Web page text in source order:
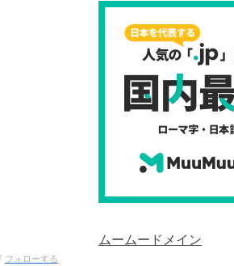
フォローする
ムームードメイン